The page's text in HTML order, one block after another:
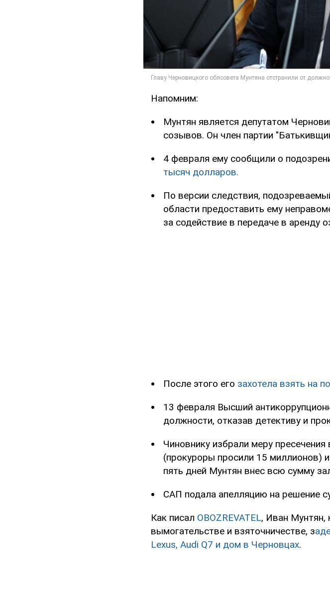
Напомним:
Мунтян является депутатом
созывов. Он член партии
4 февраля ему сообщили о
тысяч долларов.
По версии следствия,
области предоставить ему
за содействие в передаче в аренду
После этого его захотела взять на
13 февраля Высший
должности, отказав детективу и
Чиновнику избрали меру
(прокуроры просили 15 миллионов)
пять дней Мунтян внес всю сумму
САП подала апелляцию на решение
Как писал OBOZREVATEL, Иван Мунтян,
вымогательстве и взяточничестве, з
Lexus, Audi Q7 и дом в Черновцах.